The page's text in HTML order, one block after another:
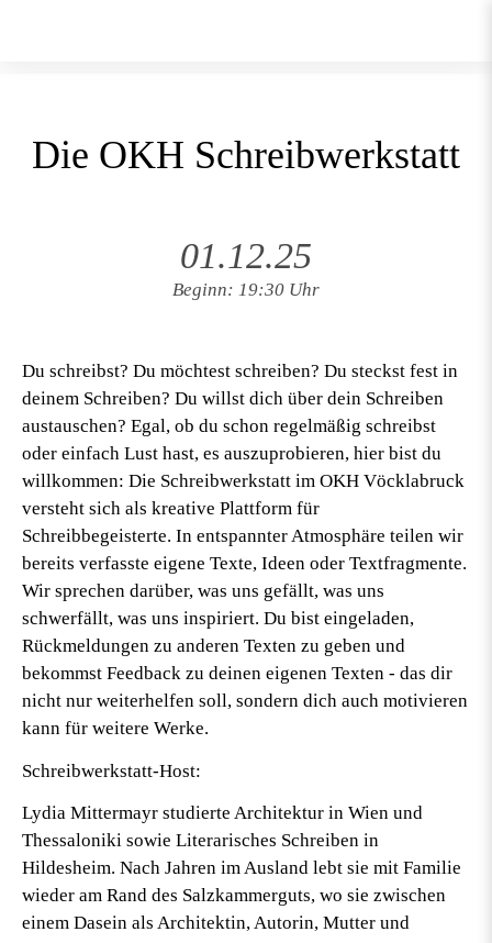
Die OKH Schreibwerkstatt
01.12.25
Beginn: 19:30 Uhr
Du schreibst? Du möchtest schreiben? Du steckst fest in
deinem Schreiben? Du willst dich über dein Schreiben
austauschen? Egal, ob du schon regelmäßig schreibst
oder einfach Lust hast, es auszuprobieren, hier bist du
willkommen: Die Schreibwerkstatt im OKH Vöcklabruck
versteht sich als kreative Plattform für
Schreibbegeisterte. In entspannter Atmosphäre teilen wir
bereits verfasste eigene Texte, Ideen oder Textfragmente.
Wir sprechen darüber, was uns gefällt, was uns
schwerfällt, was uns inspiriert. Du bist eingeladen,
Rückmeldungen zu anderen Texten zu geben und
bekommst Feedback zu deinen eigenen Texten - das dir
nicht nur weiterhelfen soll, sondern dich auch motivieren
kann für weitere Werke.
Schreibwerkstatt-Host:
Lydia Mittermayr studierte Architektur in Wien und
Thessaloniki sowie Literarisches Schreiben in
Hildesheim. Nach Jahren im Ausland lebt sie mit Familie
wieder am Rand des Salzkammerguts, wo sie zwischen
einem Dasein als Architektin, Autorin, Mutter und